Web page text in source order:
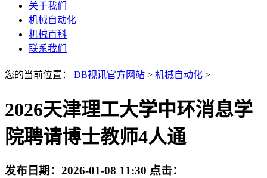
关于我们
机械自动化
机械百科
联系我们
您的当前位置： DB视讯官方网站 > 机械自动化 >
2026天津理工大学中环消息学
院聘请博士教师4人通
发布日期： 2026-01-08 11:30 点击：